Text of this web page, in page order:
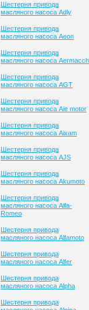
Шестерня привода
масляного насоса Adly
Шестерня привода
масляного насоса Aeon
Шестерня привода
масляного насоса
Шестерня привода
масляного насоса AGT
Шестерня привода
масляного насоса Aie motor
Шестерня привода
масляного насоса Aixam
Шестерня привода
масляного насоса AJS
Шестерня привода
масляного насоса Akumoto
Шестерня привода
масляного насоса Alfa-
Romeo
Шестерня привода
масляного насоса Alfamoto
Шестерня привода
масляного насоса Alfer
Шестерня привода
масляного насоса Alpha
Шестерня привода